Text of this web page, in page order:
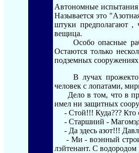
Автономные испытания
Называется это
штуки предполагают ,
вещица.
Особо опасные
Остаются только
подземных
В лучах
человек с лопатами,
Дело в том, что в
имел ни защитных
- Стой!!! Куда??? Кто
- Старшиий -
- Да здесь азот!!!
- Ми - воэнный
лэйтенант. С водородом